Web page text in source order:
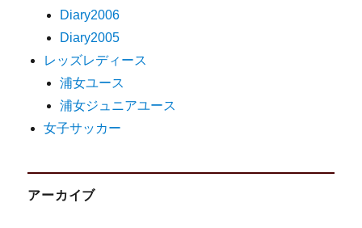
Diary2006
Diary2005
レッズレディース
浦女ユース
浦女ジュニアユース
女子サッカー
アーカイブ